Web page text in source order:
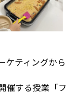
ケティングから
催する授業「フ